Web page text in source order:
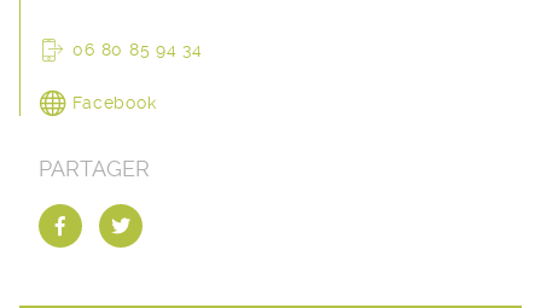
06 80 85 94 34
Facebook
PARTAGER